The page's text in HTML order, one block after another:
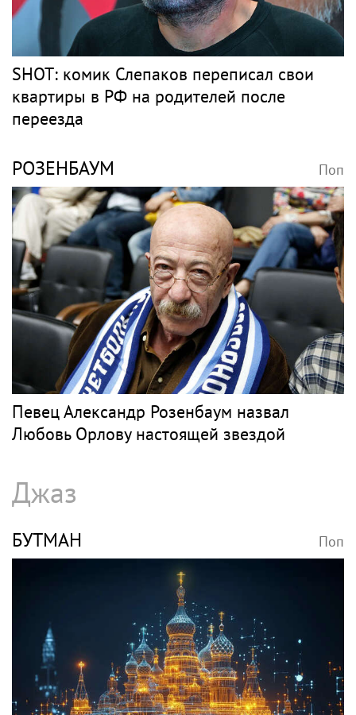
SHOT: комик Слепаков переписал свои
квартиры в РФ на родителей после
переезда
РОЗЕНБАУМ Поп
Певец Александр Розенбаум назвал
Любовь Орлову настоящей звездой
Джаз
БУТМАН Поп